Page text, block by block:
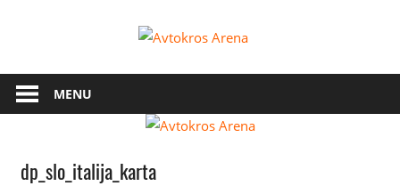
Arena
MENU
dp_slo_italija_karta